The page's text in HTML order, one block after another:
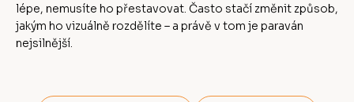
lépe, nemusíte ho přestavovat. Často stačí změnit způsob,
jakým ho vizuálně rozdělíte – a právě v tom je paraván
nejsilnější.